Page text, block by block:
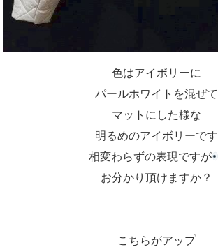
色はアイボリーに
パールホワイトを混ぜて
マットにした様な
明るめのアイボリーです
相変わらずの表現ですが
お分かり頂けますか？
こちらがアップ